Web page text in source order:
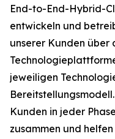
End-to-End-Hybrid-
entwickeln und
unserer Kunden über
jeweiligen
Kunden in jeder
zusammen und